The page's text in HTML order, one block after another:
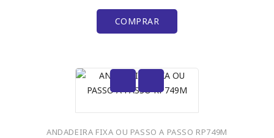
COMPRAR
ANDADEIRA FIXA OU PASSO A PASSO RP749M